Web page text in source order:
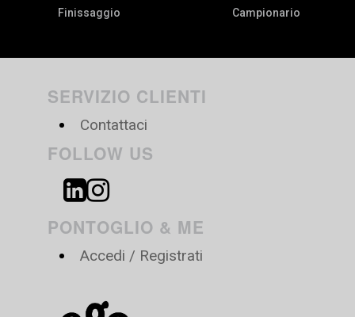
Finissaggio Campionario
SERVIZIO CLIENTI
Contattaci
FOLLOW US
PONTOGLIO & ME
Accedi / Registrati